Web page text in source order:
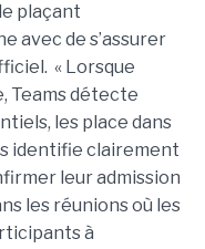
plaçant
avec de s’assurer
« Lorsque
Teams détecte
les place dans
identifie clairement
leur admission
les réunions où les
à